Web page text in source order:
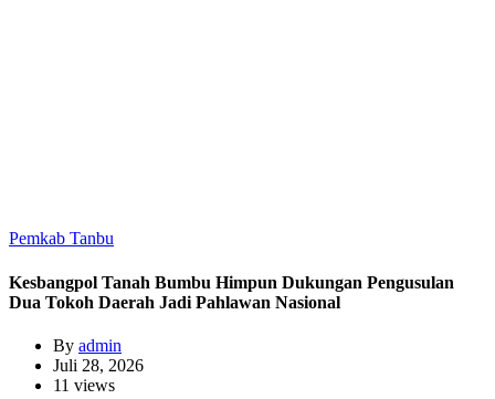
Pemkab Tanbu
Kesbangpol Tanah Bumbu Himpun Dukungan Pengusulan
Dua Tokoh Daerah Jadi Pahlawan Nasional
By admin
Juli 28, 2026
11 views